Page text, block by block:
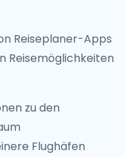
Reiseplaner-Apps
Reisemöglichkeiten
zu den
Flughäfen